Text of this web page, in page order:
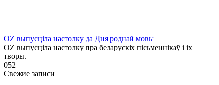
OZ выпусціла настолку да Дня роднай мовы
OZ выпусціла настолку пра беларускіх пісьменнікаў і іх
творы.
052
Свежие записи